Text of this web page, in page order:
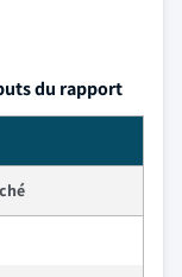
du rapport